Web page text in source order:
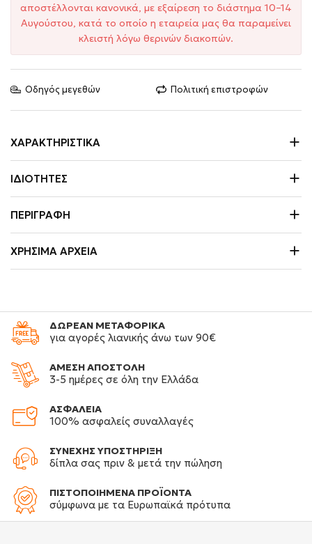
αποστέλλονται κανονικά, με εξαίρεση το διάστημα 10–14
Αυγούστου, κατά το οποίο η εταιρεία μας θα παραμείνει
κλειστή λόγω θερινών διακοπών.
Οδηγός μεγεθών Πολιτική επιστροφών
ΧΑΡΑΚΤΗΡΙΣΤΙΚΆ
ΙΔΙΌΤΗΤΕΣ
ΠΕΡΙΓΡΑΦΉ
ΧΡΉΣΙΜΑ ΑΡΧΕΊΑ
ΔΩΡΕΑΝ ΜΕΤΑΦΟΡΙΚΑ
για αγορές λιανικής άνω των 90€
ΑΜΕΣΗ ΑΠΟΣΤΟΛΗ
3-5 ημέρες σε όλη την Ελλάδα
ΑΣΦΑΛΕΙΑ
100% ασφαλείς συναλλαγές
ΣΥΝΕΧΗΣ ΥΠΟΣΤΗΡΙΞΗ
δίπλα σας πριν & μετά την πώληση
ΠΙΣΤΟΠΟΙΗΜΕΝΑ ΠΡΟΪΟΝΤΑ
σύμφωνα με τα Ευρωπαϊκά πρότυπα